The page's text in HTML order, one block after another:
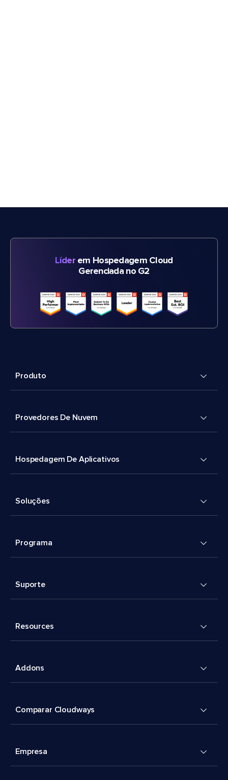
Líderem Hospedagem Cloud
Gerenciada no G2
Produto
Provedores De Nuvem
Hospedagem De Aplicativos
Soluções
Programa
Suporte
Resources
Addons
Comparar Cloudways
Empresa